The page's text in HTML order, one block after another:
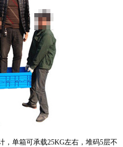
，单箱可承载25KG左右，堆码5层不